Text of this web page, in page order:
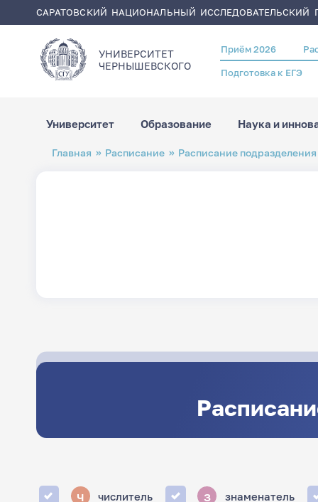
САРАТОВСКИЙ НАЦИОНАЛЬНЫЙ ИССЛЕДОВАТЕЛЬСКИЙ
УНИВЕРСИТЕТ
ЧЕРНЫШЕВСКОГO
Header
menu
Приём 2026
Подготовка к ЕГЭ
Университет Образование Наука и
Строка
навигации
Главная Расписание Расписание подразделения
ч числитель з знаменатель